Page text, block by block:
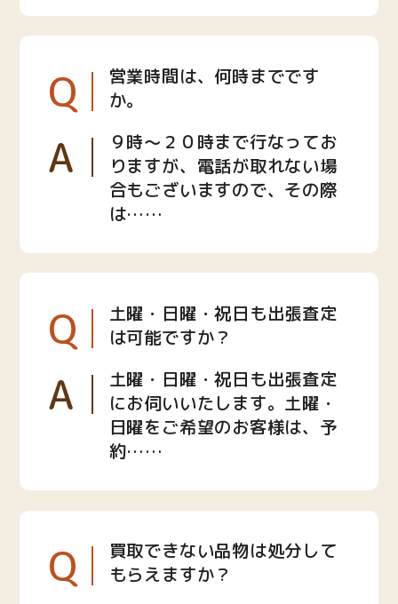
Q
営業時間は、何時までです
か。
A
９時〜２０時まで行なってお
りますが、電話が取れない場
合もございますので、その際
は……
Q
土曜・日曜・祝日も出張査定
は可能ですか？
A
土曜・日曜・祝日も出張査定
にお伺いいたします。土曜・
日曜をご希望のお客様は、予
約……
Q
買取できない品物は処分して
もらえますか？